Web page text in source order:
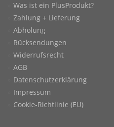
Was ist ein PlusProdukt?
Zahlung + Lieferung
Abholung
Rücksendungen
Widerrufsrecht
AGB
Datenschutzerklärung
Impressum
Cookie-Richtlinie (EU)